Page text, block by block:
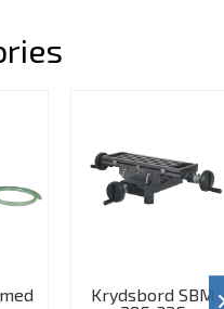
Krydsbord SBM